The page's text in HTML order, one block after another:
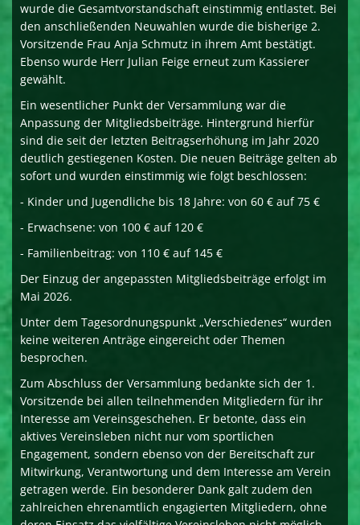
wurde die Gesamtvorstandschaft einstimmig entlastet. Bei
den anschließenden Neuwahlen wurde die bisherige 2.
Vorsitzende Frau Anja Schmutz in ihrem Amt bestätigt.
Ebenso wurde Herr Julian Feige erneut zum Kassierer
gewählt.
Ein wesentlicher Punkt der Versammlung war die
Anpassung der Mitgliedsbeiträge. Hintergrund hierfür
sind die seit der letzten Beitragserhöhung im Jahr 2020
deutlich gestiegenen Kosten. Die neuen Beiträge gelten ab
sofort und wurden einstimmig wie folgt beschlossen:
- Kinder und Jugendliche bis 18 Jahre: von 60 € auf 75 €
- Erwachsene: von 100 € auf 120 €
- Familienbeitrag: von 110 € auf 145 €
Der Einzug der angepassten Mitgliedsbeiträge erfolgt im
Mai 2026.
Unter dem Tagesordnungspunkt „Verschiedenes“ wurden
keine weiteren Anträge eingereicht oder Themen
besprochen.
Zum Abschluss der Versammlung bedankte sich der 1.
Vorsitzende bei allen teilnehmenden Mitgliedern für ihr
Interesse am Vereinsgeschehen. Er betonte, dass ein
aktives Vereinsleben nicht nur vom sportlichen
Engagement, sondern ebenso von der Bereitschaft zur
Mitwirkung, Verantwortung und dem Interesse am Verein
getragen werde. Ein besonderer Dank galt zudem den
zahlreichen ehrenamtlich engagierten Mitgliedern, ohne